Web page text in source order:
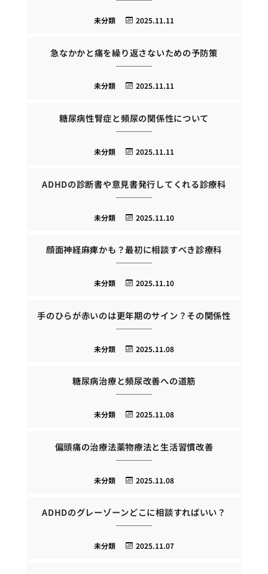
2025.11.11
未分類
急なかかと痛を繰り返さないための予防策
2025.11.11
未分類
糖尿病性腎症と頻尿の関係性について
2025.11.11
未分類
ADHDの診断書や意見書発行してくれる診療科
2025.11.10
未分類
顔面神経麻痺かも？最初に相談すべき診療科
2025.11.10
未分類
手のひらが赤いのは更年期のサイン？その関係性
2025.11.08
未分類
糖尿病治療と頻尿改善への道筋
2025.11.08
未分類
偏頭痛の治療法薬物療法と生活習慣改善
2025.11.08
未分類
ADHDのグレーゾーンどこに相談すればいい？
2025.11.07
未分類